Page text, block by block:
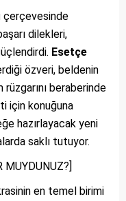
çerçevesinde
dilekleri,
Esetçe
özveri, beldenin
beraberinde
için konuğuna
hazırlayacak yeni
saklı tutuyor.
MUYDUNUZ?]
en temel birimi